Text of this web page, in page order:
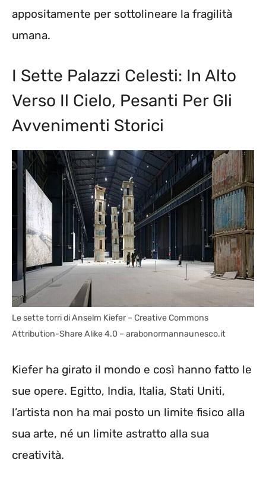
appositamente per sottolineare la fragilità
umana.
I Sette Palazzi Celesti: In Alto
Verso Il Cielo, Pesanti Per Gli
Avvenimenti Storici
Le sette torri di Anselm Kiefer – Creative Commons
Attribution-Share Alike 4.0 – arabonormannaunesco.it
Kiefer ha girato il mondo e così hanno fatto le
sue opere. Egitto, India, Italia, Stati Uniti,
l’artista non ha mai posto un limite fisico alla
sua arte, né un limite astratto alla sua
creatività.